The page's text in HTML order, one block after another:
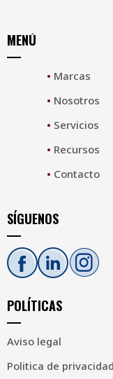
MENÚ
• Marcas
• Nosotros
• Servicios
• Recursos
• Contacto
SÍGUENOS
POLÍTICAS
Aviso legal
Politica de